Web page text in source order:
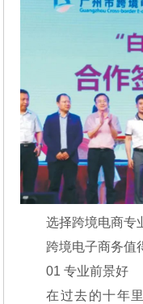
选择跨境电商专
跨境电子商务值
01 专业前景好
在过去的十年